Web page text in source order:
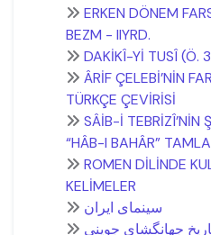
ERKEN DÖNEM
BEZM - IIYRD.
DAKİKÎ-Yİ TUSÎ (Ö.
ÂRİF ÇELEBİ’NİN
TÜRKÇE ÇEVİRİSİ
SÂİB-İ TEBRİZÎ’NİN
“HÂB-I BAHÂR”
ROMEN DİLİNDE
KELİMELER
سینمای ایران
جهانگشای جوینی